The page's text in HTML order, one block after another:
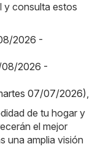
y consulta estos
2026 -
08/2026 -
07/07/2026),
de tu hogar y
el mejor
una amplia visión